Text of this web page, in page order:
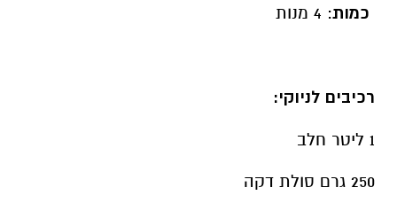
כמות: 4 מנות
רכיבים לניוקי:
1 ליטר חלב
250 גרם סולת דקה